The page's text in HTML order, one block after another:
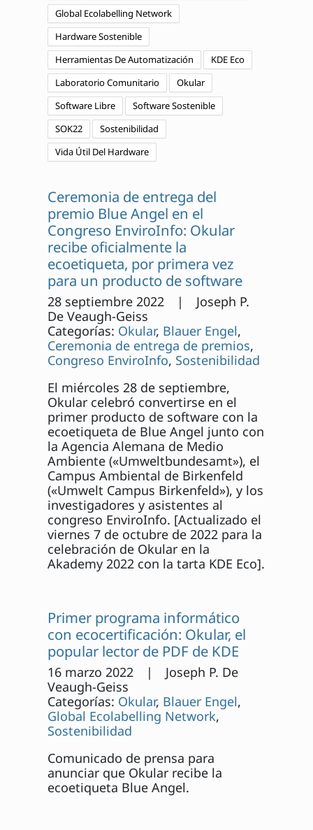
Global Ecolabelling Network
Hardware Sostenible
Herramientas De Automatización
KDE Eco
Laboratorio Comunitario
Okular
Software Libre
Software Sostenible
SOK22
Sostenibilidad
Vida Útil Del Hardware
Ceremonia de entrega del
premio Blue Angel en el
Congreso EnviroInfo: Okular
recibe oficialmente la
ecoetiqueta, por primera vez
para un producto de software
28 septiembre 2022 | Joseph P.
De Veaugh-Geiss
Categorías: Okular, Blauer Engel,
Ceremonia de entrega de premios,
Congreso EnviroInfo, Sostenibilidad
El miércoles 28 de septiembre,
Okular celebró convertirse en el
primer producto de software con la
ecoetiqueta de Blue Angel junto con
la Agencia Alemana de Medio
Ambiente («Umweltbundesamt»), el
Campus Ambiental de Birkenfeld
(«Umwelt Campus Birkenfeld»), y los
investigadores y asistentes al
congreso EnviroInfo. [Actualizado el
viernes 7 de octubre de 2022 para la
celebración de Okular en la
Akademy 2022 con la tarta KDE Eco].
Primer programa informático
con ecocertificación: Okular, el
popular lector de PDF de KDE
16 marzo 2022 | Joseph P. De
Veaugh-Geiss
Categorías: Okular, Blauer Engel,
Global Ecolabelling Network,
Sostenibilidad
Comunicado de prensa para
anunciar que Okular recibe la
ecoetiqueta Blue Angel.